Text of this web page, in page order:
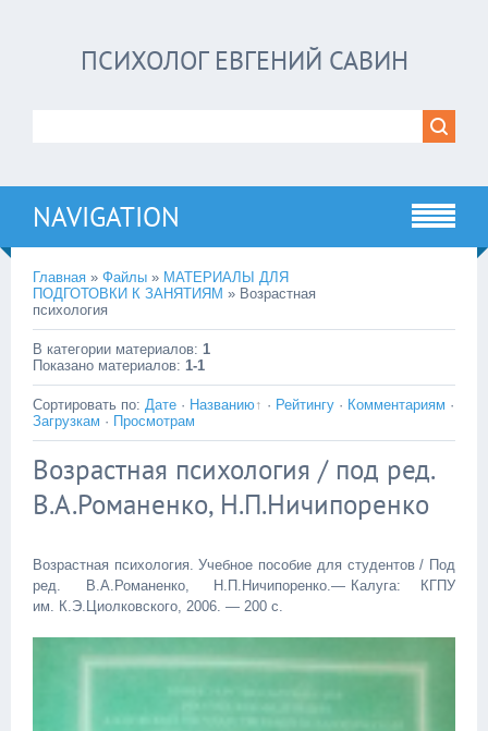
ПСИХОЛОГ ЕВГЕНИЙ САВИН
NAVIGATION
Главная » Файлы » МАТЕРИАЛЫ ДЛЯ
ПОДГОТОВКИ К ЗАНЯТИЯМ » Возрастная
психология
В категории материалов: 1
Показано материалов: 1-1
Сортировать по: Дате · Названию · Рейтингу · Комментариям ·
Загрузкам · Просмотрам
Возрастная психология / под ред.
В.А.Романенко, Н.П.Ничипоренко
Возрастная психология. Учебное пособие для студентов / Под
ред. В.А.Романенко, Н.П.Ничипоренко.— Калуга: КГПУ
им. К.Э.Циолковского, 2006. — 200 с.